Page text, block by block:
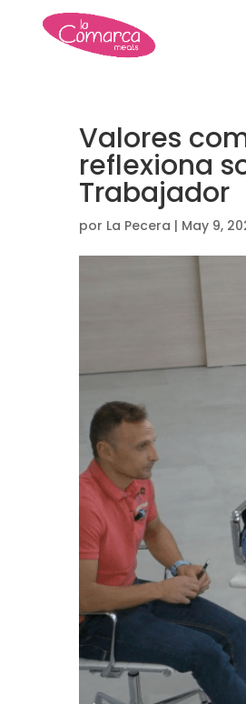
Valores
reflexiona
Trabajador
por La Pecera | May 9,